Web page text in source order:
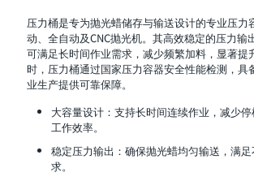
压力桶是专为抛光蜡储存与输送设计的专业压力
动、全自动及CNC抛光机。其高效稳定的压力输
可满足长时间作业需求，减少频繁加料，显著提
时，压力桶通过国家压力容器安全性能检测，具
业生产提供可靠保障。
大容量设计：支持长时间连续作业，减少
工作效率。
稳定压力输出：确保抛光蜡均匀输送，满
求。